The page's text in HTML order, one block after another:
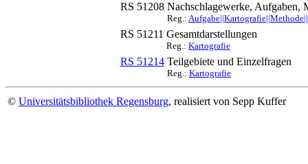
RS 51208 Nachschlagewerke, Aufgaben,
Reg.:
RS 51211 Gesamtdarstellungen
Reg.: Kartografie
RS 51214 Teilgebiete und Einzelfragen
Reg.: Kartografie
© Universitätsbibliothek Regensburg, realisiert von Sepp Kuffer